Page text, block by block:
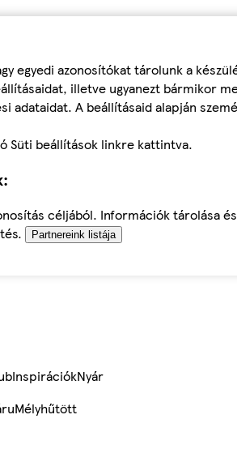
egyedi azonosítókat tárolunk a
illetve ugyanezt bármikor
A beállításaid alapján
Süti beállítások linkre kattintva.
céljából. Információk
Partnereink listája
InspirációkNyár
Mélyhűtött